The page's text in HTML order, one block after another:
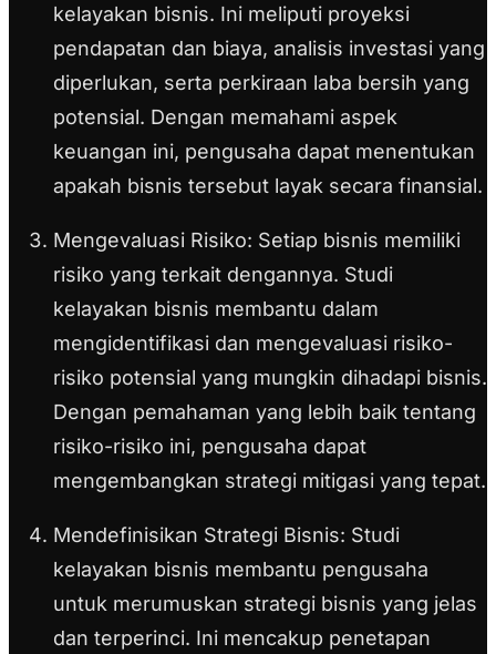
kelayakan bisnis. Ini meliputi proyeksi
pendapatan dan biaya, analisis investasi yang
diperlukan, serta perkiraan laba bersih yang
potensial. Dengan memahami aspek
keuangan ini, pengusaha dapat menentukan
apakah bisnis tersebut layak secara finansial.
Mengevaluasi Risiko: Setiap bisnis memiliki
risiko yang terkait dengannya. Studi
kelayakan bisnis membantu dalam
mengidentifikasi dan mengevaluasi risiko-
risiko potensial yang mungkin dihadapi bisnis.
Dengan pemahaman yang lebih baik tentang
risiko-risiko ini, pengusaha dapat
mengembangkan strategi mitigasi yang tepat.
Mendefinisikan Strategi Bisnis: Studi
kelayakan bisnis membantu pengusaha
untuk merumuskan strategi bisnis yang jelas
dan terperinci. Ini mencakup penetapan